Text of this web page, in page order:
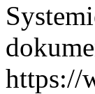
https://